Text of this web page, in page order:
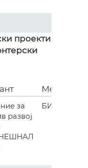
проекти
Место
за
развој
БИТОЛА